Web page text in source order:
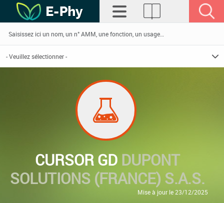
CURSOR GD DUPONT
SOLUTIONS (FRANCE) S.A.S.
Mise à jour le 23/12/2025